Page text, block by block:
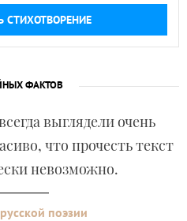
СТИХОТВОРЕНИЕ
ФАКТОВ
выглядели очень
что прочесть текст
невозможно.
поэзии